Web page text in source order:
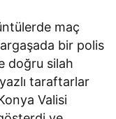
maç
bir polis
doğru silah
taraftarlar
Valisi